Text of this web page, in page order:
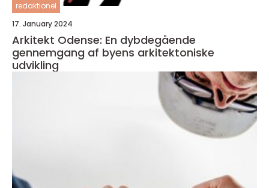
redaktionel
17. January 2024
Arkitekt Odense: En dybdegående
gennemgang af byens arkitektoniske
udvikling